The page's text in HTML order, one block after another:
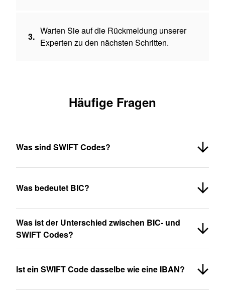
3.
Warten Sie auf die Rückmeldung unserer
Experten zu den nächsten Schritten.
Häufige Fragen
Was sind SWIFT Codes?
Was bedeutet BIC?
Was ist der Unterschied zwischen BIC- und
SWIFT Codes?
Ist ein SWIFT Code dasselbe wie eine IBAN?